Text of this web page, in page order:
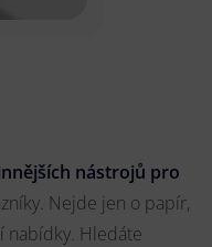
nástrojů pro
Nejde jen o papír,
nabídky. Hledáte